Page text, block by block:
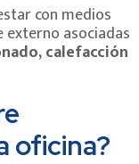
con medios
externo asociadas
calefacción
oficina?